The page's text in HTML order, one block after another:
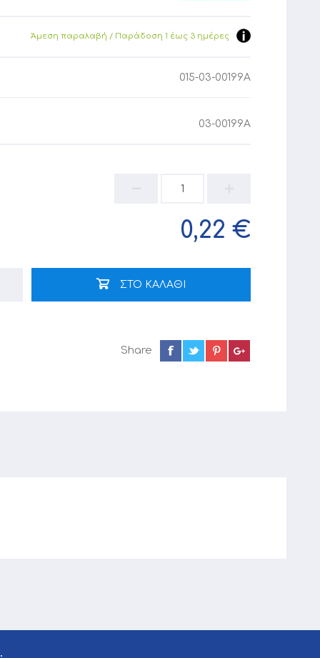
Άμεση παραλαβή / Παράδoση 1 έως 3 ημέρες
015-03-00199A
03-00199A
0,22 €
ΣΤΟ ΚΑΛΑΘΙ
Share